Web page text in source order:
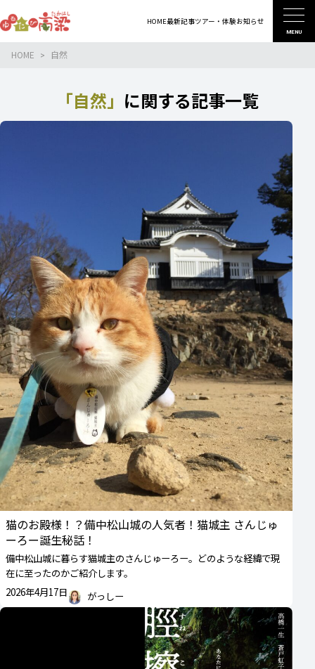
HOME最新記事ツアー・体験お知らせ
MENU
HOME 自然
「自然」 に関する記事一覧
猫のお殿様！？備中松山城の人気者！猫城主 さんじゅ
ーろー誕生秘話！
備中松山城に暮らす猫城主のさんじゅーろー。どのような経緯で現
在に至ったのかご紹介します。
2026年4月17日
がっしー